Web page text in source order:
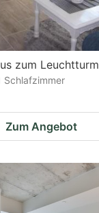
zum Leuchtturm
Schlafzimmer
Zum Angebot